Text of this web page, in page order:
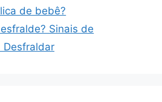
de bebê?
Sinais de
Desfraldar